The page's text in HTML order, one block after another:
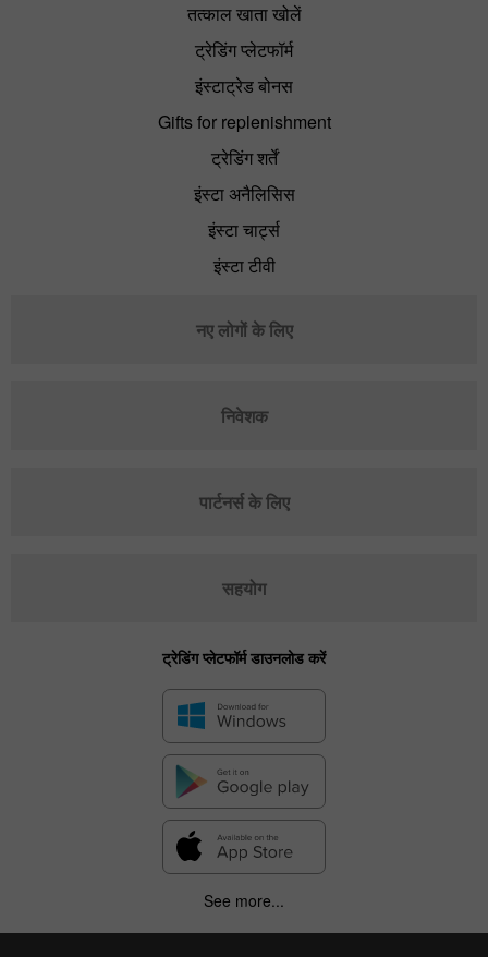
तत्काल खाता खोलें
ट्रेडिंग प्लेटफॉर्म
इंस्टाट्रेड बोनस
Gifts for replenishment
ट्रेडिंग शर्तें
इंस्टा अनैलिसिस
इंस्टा चार्ट्स
इंस्टा टीवी
नए लोगों के लिए
निवेशक
पार्टनर्स के लिए
सहयोग
ट्रेडिंग प्लेटफॉर्म डाउनलोड करें
See more...